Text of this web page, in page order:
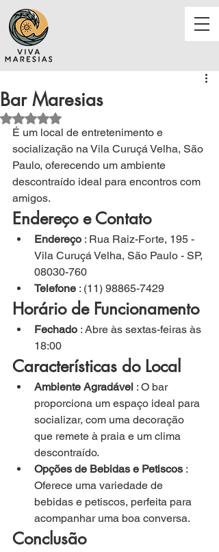
Bar Maresias
Avaliado com NaN de 5 estrelas.
É um local de entretenimento e
socialização na Vila Curuçá Velha, São
Paulo, oferecendo um ambiente
descontraído ideal para encontros com
amigos.
Endereço e Contato
Endereço : Rua Raiz-Forte, 195 -
Vila Curuçá Velha, São Paulo - SP,
08030-760
Telefone : (11) 98865-7429
Horário de Funcionamento
Fechado : Abre às sextas-feiras às
18:00
Características do Local
Ambiente Agradável : O bar
proporciona um espaço ideal para
socializar, com uma decoração
que remete à praia e um clima
descontraído.
Opções de Bebidas e Petiscos :
Oferece uma variedade de
bebidas e petiscos, perfeita para
acompanhar uma boa conversa.
Conclusão